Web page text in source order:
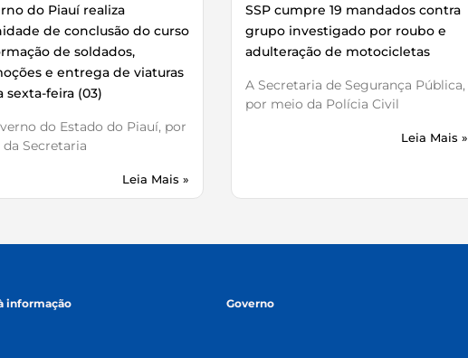
do Piauí realiza
de conclusão do curso
de soldados,
e entrega de viaturas
sexta-feira (03)
do Estado do Piauí, por
Secretaria
Leia Mais »
SSP cumpre 19 mandados contra
grupo investigado por roubo e
adulteração de motocicletas
A Secretaria de Segurança Pública,
por meio da Polícia Civil
Leia Mais »
informação Governo